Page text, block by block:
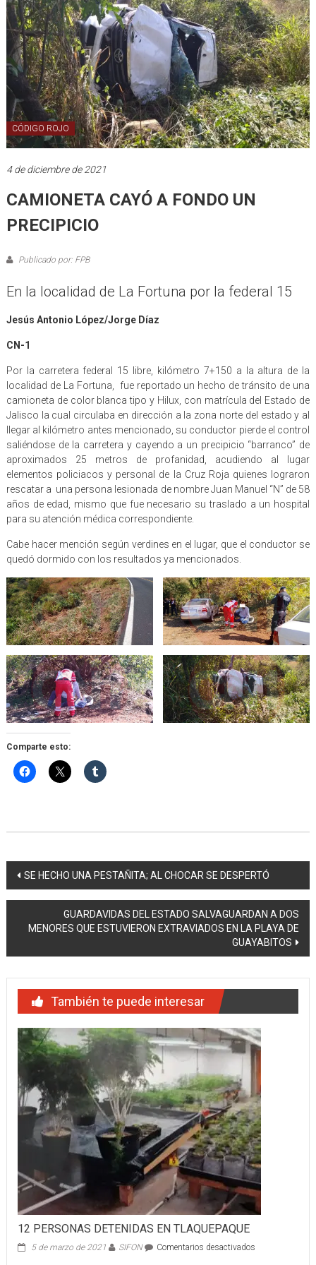
CÓDIGO ROJO
4 de diciembre de 2021
CAMIONETA CAYÓ A FONDO UN
PRECIPICIO
Publicado por: FPB
En la localidad de La Fortuna por la federal 15
Jesús Antonio López/Jorge Díaz
CN-1
Por la carretera federal 15 libre, kilómetro 7+150 a la altura de la
localidad de La Fortuna, fue reportado un hecho de tránsito de una
camioneta de color blanca tipo y Hilux, con matrícula del Estado de
Jalisco la cual circulaba en dirección a la zona norte del estado y al
llegar al kilómetro antes mencionado, su conductor pierde el control
saliéndose de la carretera y cayendo a un precipicio “barranco” de
aproximados 25 metros de profanidad, acudiendo al lugar
elementos policiacos y personal de la Cruz Roja quienes lograron
rescatar a una persona lesionada de nombre Juan Manuel “N” de 58
años de edad, mismo que fue necesario su traslado a un hospital
para su atención médica correspondiente.
Cabe hacer mención según verdines en el lugar, que el conductor se
quedó dormido con los resultados ya mencionados.
Comparte esto:
Navegación
de
entradas
SE HECHO UNA PESTAÑITA; AL CHOCAR SE DESPERTÓ
GUARDAVIDAS DEL ESTADO SALVAGUARDAN A DOS
MENORES QUE ESTUVIERON EXTRAVIADOS EN LA PLAYA DE
GUAYABITOS
También te puede interesar
12 PERSONAS DETENIDAS EN TLAQUEPAQUE
5 de marzo de 2021 SIFON Comentarios desactivadosen